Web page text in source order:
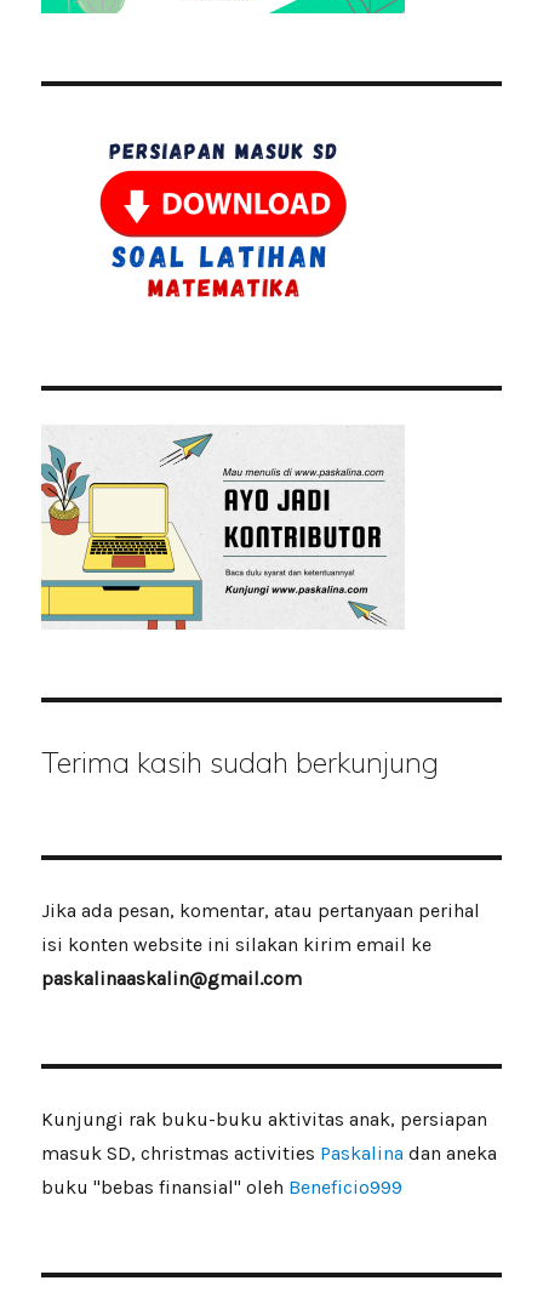
Terima kasih sudah berkunjung
Jika ada pesan, komentar, atau pertanyaan perihal
isi konten website ini silakan kirim email ke
paskalinaaskalin@gmail.com
Kunjungi rak buku-buku aktivitas anak, persiapan
masuk SD, christmas activities Paskalinadan aneka
buku "bebas finansial" oleh Beneficio999